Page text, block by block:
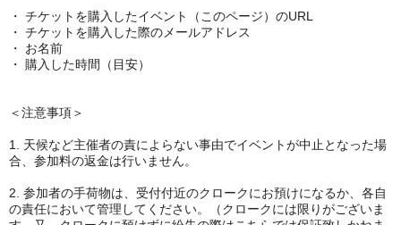
・ チケットを購入したイベント（このページ）のURL
・ チケットを購入した際のメールアドレス
・ お名前
・ 購入した時間（目安）
＜注意事項＞
1. 天候など主催者の責によらない事由でイベントが中止となった場
合、参加料の返金は行いません。
2. 参加者の手荷物は、受付付近のクロークにお預けになるか、各自
の責任において管理してください。（クロークには限りがございま